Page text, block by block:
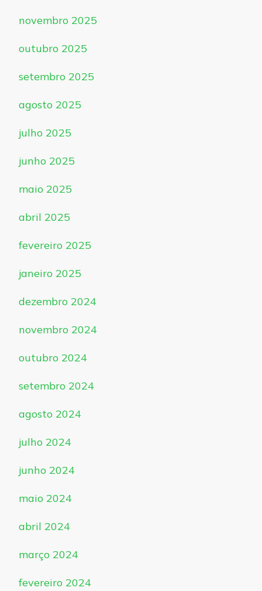
novembro 2025
outubro 2025
setembro 2025
agosto 2025
julho 2025
junho 2025
maio 2025
abril 2025
fevereiro 2025
janeiro 2025
dezembro 2024
novembro 2024
outubro 2024
setembro 2024
agosto 2024
julho 2024
junho 2024
maio 2024
abril 2024
março 2024
fevereiro 2024